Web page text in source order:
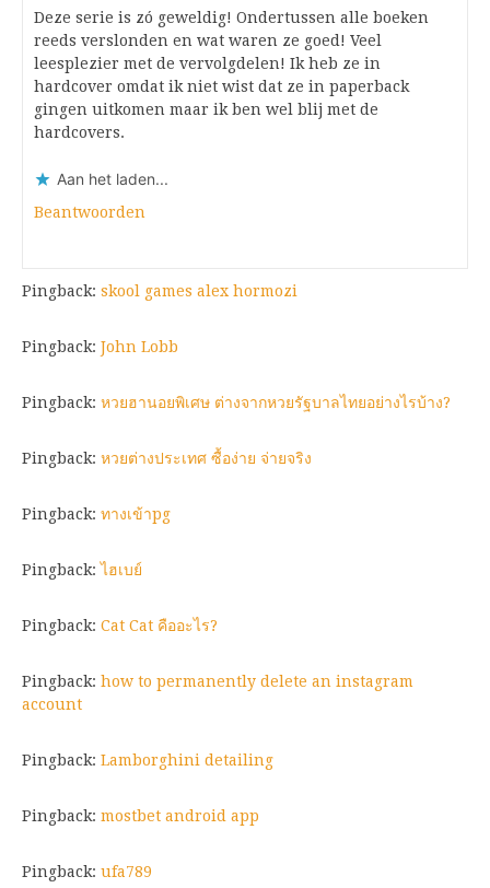
Deze serie is zó geweldig! Ondertussen alle boeken
reeds verslonden en wat waren ze goed! Veel
leesplezier met de vervolgdelen! Ik heb ze in
hardcover omdat ik niet wist dat ze in paperback
gingen uitkomen maar ik ben wel blij met de
hardcovers.
Aan het laden...
Beantwoorden
Pingback: skool games alex hormozi
Pingback: John Lobb
Pingback: หวยฮานอยพิเศษ ต่างจากหวยรัฐบาลไทยอย่างไรบ้าง?
Pingback: หวยต่างประเทศ ซื้อง่าย จ่ายจริง
Pingback: ทางเข้าpg
Pingback:ไฮเบย์
Pingback: Cat Cat คืออะไร?
Pingback: how to permanently delete an instagram
account
Pingback: Lamborghini detailing
Pingback: mostbet android app
Pingback: ufa789